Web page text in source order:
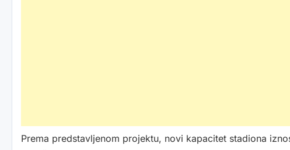
Prema predstavljenom projektu, novi kapacitet stadiona